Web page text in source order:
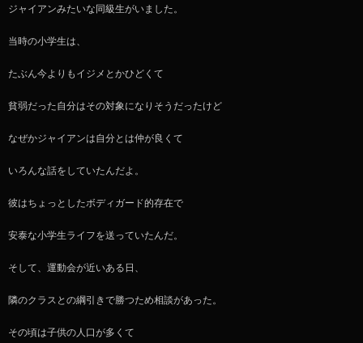
ジャイアンみたいな同級生がいました。
当時の小学生は、
たぶん今よりもイジメとかひどくて
貧弱だった自分はその対象になりそうだったけど
なぜかジャイアンは自分とは仲が良くて
いろんな話をしていたんだよ。
彼はちょっとしたボディガード的存在で
安泰な小学生ライフを送っていたんだ。
そして、運動会が近いある日、
隣のクラスとの綱引きで勝つため相談があった。
その頃は子供の人口が多くて